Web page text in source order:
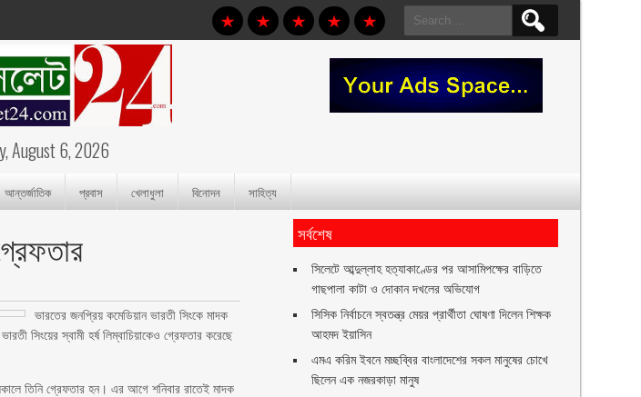
Search
for:
August 6, 2026
আন্তর্জাতিক প্রবাস খেলাধুলা বিনোদন সাহিত্য
ভারতের জনপ্রিয় কমেডিয়ান ভারতী সিংকে মাদক
সিংয়ের স্বামী হর্ষ লিম্বাচিয়াকেও গ্রেফতার করেছে
তিনি গ্রেফতার হন। এর আগে শনিবার রাতেই মাদক
সর্বশেষ
সিলেটে আব্দুল্লাহ হত্যাকাণ্ডের পর আসামিপক্ষের বাড়িতে
গাছপালা কাটা ও দোকান দখলের অভিযোগ
সিসিক নির্বাচনে স্বতন্ত্র মেয়র প্রার্থীতা ঘোষণা দিলেন শিক্ষক
আহমদ ইয়াসিন
এমএ করিম ইবনে মচ্ছব্বির বাংলাদেশের সকল মানুষের চোখে
ছিলেন এক নজরকাড়া মানুষ ‎